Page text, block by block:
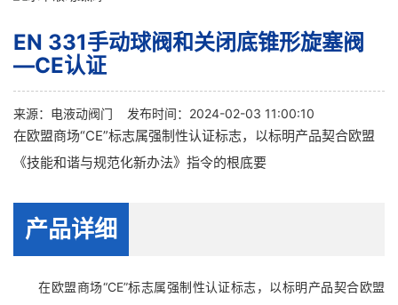
EN 331手动球阀和关闭底锥形旋塞阀
—CE认证
来源： 电液动阀门 发布时间：2024-02-03 11:00:10
在欧盟商场“CE”标志属强制性认证标志，以标明产品契合欧盟
《技能和谐与规范化新办法》指令的根底要
产品详细
在欧盟商场“CE”标志属强制性认证标志，以标明产品契合欧盟